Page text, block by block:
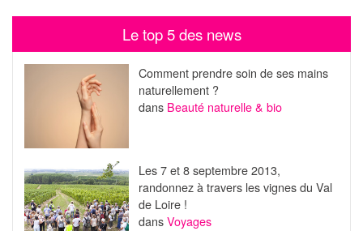
Le top 5 des news
Comment prendre soin de ses mains
naturellement ?
dans Beauté naturelle & bio
Les 7 et 8 septembre 2013,
randonnez à travers les vignes du Val
de Loire !
dansVoyages